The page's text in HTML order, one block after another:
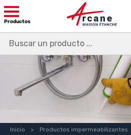
Productos
Inicio Productos impermeabilizantes